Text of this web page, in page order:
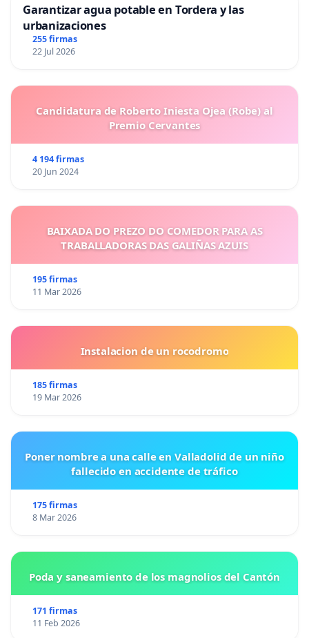
Garantizar agua potable en Tordera y las
urbanizaciones
255 firmas
22 Jul 2026
Candidatura de Roberto Iniesta Ojea (Robe) al
Premio Cervantes
4 194 firmas
20 Jun 2024
BAIXADA DO PREZO DO COMEDOR PARA AS
TRABALLADORAS DAS GALIÑAS AZUIS
195 firmas
11 Mar 2026
Instalacion de un rocodromo
185 firmas
19 Mar 2026
Poner nombre a una calle en Valladolid de un niño
fallecido en accidente de tráfico
175 firmas
8 Mar 2026
Poda y saneamiento de los magnolios del Cantón
171 firmas
11 Feb 2026